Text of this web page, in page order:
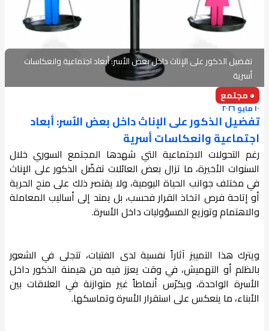
تفضيل الذكور على الإناث داخل بعض الأسر: أبعاد اجتماعية وانعكاسات
أسرية
● مجتمع
١٠ مايو ٢٠٢٦
تفضيل الذكور على الإناث داخل بعض الأسر: أبعاد
اجتماعية وانعكاسات أسرية
رغم التحولات الاجتماعية التي شهدها المجتمع السوري خلال
السنوات الأخيرة، ما تزال بعض العائلات تفضّل الذكور على الإناث
في مختلف جوانب الحياة اليومية، ولا يقتصر ذلك على منح الحرية
أو إتاحة فرص اتخاذ القرار فحسب، بل يمتد إلى أساليب المعاملة
والاهتمام وتوزيع المسؤوليات داخل الأسرة.
ويترك هذا التمييز آثاراً نفسية لدى الفتيات، تتجلى في الشعور
بالظلم أو التهميش، في وقت يعزز فيه من هيمنة الذكور داخل
الأسرة الواحدة، ويكرّس أنماطاً غير متوازنة في العلاقات بين
الأبناء، ما ينعكس على استقرار الأسرة وتماسكها.